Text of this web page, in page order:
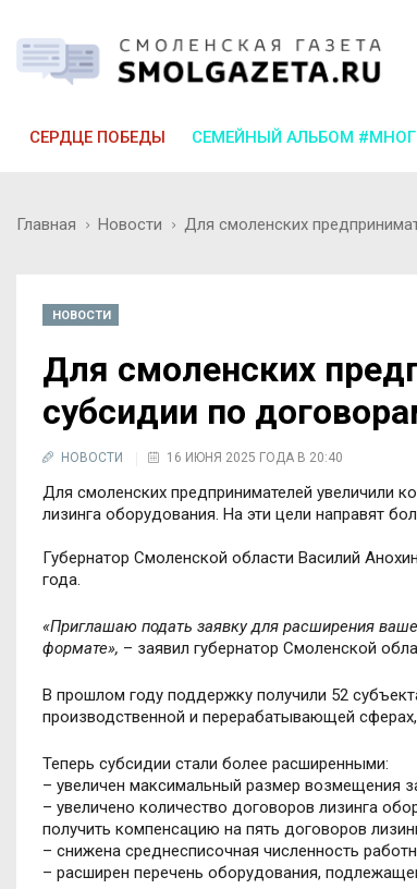
СЕРДЦЕ ПОБЕДЫ СЕМЕЙНЫЙ АЛЬБОМ
Главная Новости Для смоленских
НОВОСТИ
Для смоленских
субсидии по
НОВОСТИ 16 ИЮНЯ 2025 ГОДА В 20:40
Для смоленских предпринимателей увеличили
лизинга оборудования. На эти цели направят
Губернатор Смоленской области Василий
года.
«Приглашаю подать заявку для расширения
формате», – заявил губернатор Смоленской
В прошлом году поддержку получили 52
производственной и перерабатывающей
Теперь субсидии стали более расширенными:
– увеличен максимальный размер возмещения
– увеличено количество договоров лизинга
получить компенсацию на пять договоров
– снижена среднесписочная численность
– расширен перечень оборудования,